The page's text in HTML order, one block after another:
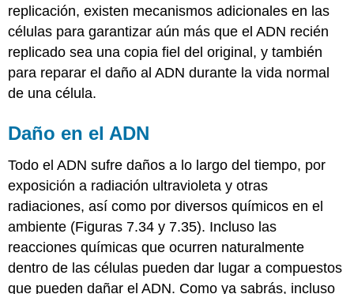
replicación, existen mecanismos adicionales en las
células para garantizar aún más que el ADN recién
replicado sea una copia fiel del original, y también
para reparar el daño al ADN durante la vida normal
de una célula.
Daño en el ADN
Todo el ADN sufre daños a lo largo del tiempo, por
exposición a radiación ultravioleta y otras
radiaciones, así como por diversos químicos en el
ambiente (Figuras 7.34 y 7.35). Incluso las
reacciones químicas que ocurren naturalmente
dentro de las células pueden dar lugar a compuestos
que pueden dañar el ADN. Como ya sabrás, incluso